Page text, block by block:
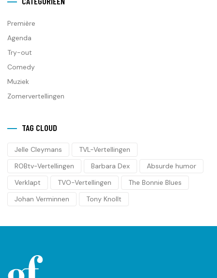
Première
Agenda
Try-out
Comedy
Muziek
Zomervertellingen
TAG CLOUD
Jelle Cleymans
TVL-Vertellingen
ROBtv-Vertellingen
Barbara Dex
Absurde humor
Verklapt
TVO-Vertellingen
The Bonnie Blues
Johan Verminnen
Tony Knollt